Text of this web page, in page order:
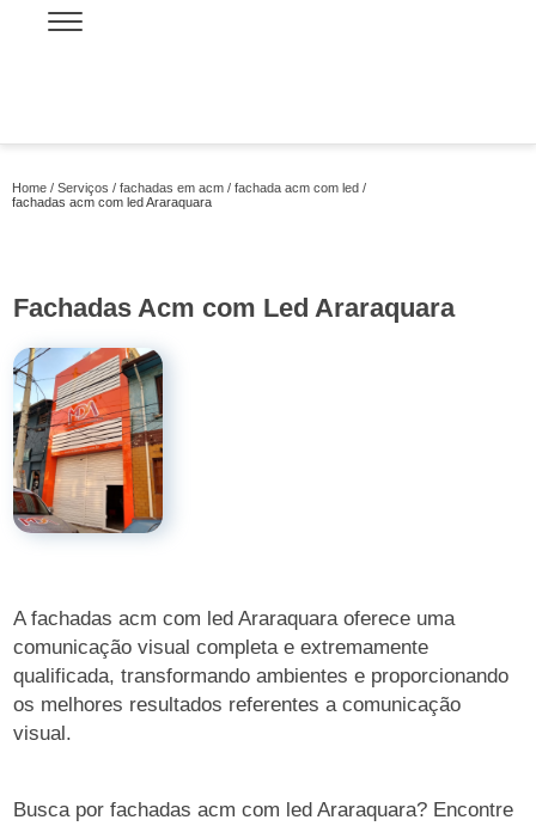
Home Serviços fachadas em acm
fachada acm com led
fachadas acm com led Araraquara
Fachadas Acm com Led Araraquara
A fachadas acm com led Araraquara oferece uma
comunicação visual completa e extremamente
qualificada, transformando ambientes e proporcionando
os melhores resultados referentes a comunicação
visual.
Busca por fachadas acm com led Araraquara? Encontre